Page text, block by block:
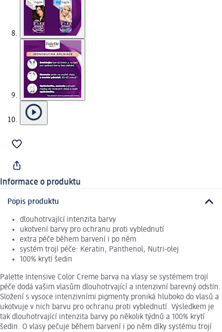
Informace o produktu
Popis produktu
dlouhotrvající intenzita barvy
ukotvení barvy pro ochranu proti vyblednutí
extra péče během barvení i po něm
systém trojí péče: Keratin, Panthenol, Nutri-olej
100% krytí šedin
Palette Intensive Color Creme barva na vlasy se systémem trojí
péče dodá vašim vlasům dlouhotrvající a intenzivní barevný odstín.
Složení s vysoce intenzivními pigmenty proniká hluboko do vlasů a
ukotvuje v nich barvu pro ochranu proti vyblednutí. Výsledkem je
tak dlouhotrvající intenzita barvy po několik týdnů a 100% krytí
šedin. O vlasy pečuje během barvení i po něm díky systému trojí